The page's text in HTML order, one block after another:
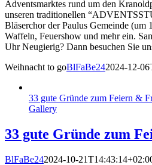
Adventsmarktes rund um den
unseren traditionellen
Bläserchor der Paulus Gemeinde (um
Waffeln, Feuershow und mehr ein.
Uhr Neugierig? Dann besuchen Sie
Weihnacht to goBlFaBe242024-12-
33 gute Gründe zum Feiern &
Gallery
33 gute Gründe zum
BlFaBe242024-10-